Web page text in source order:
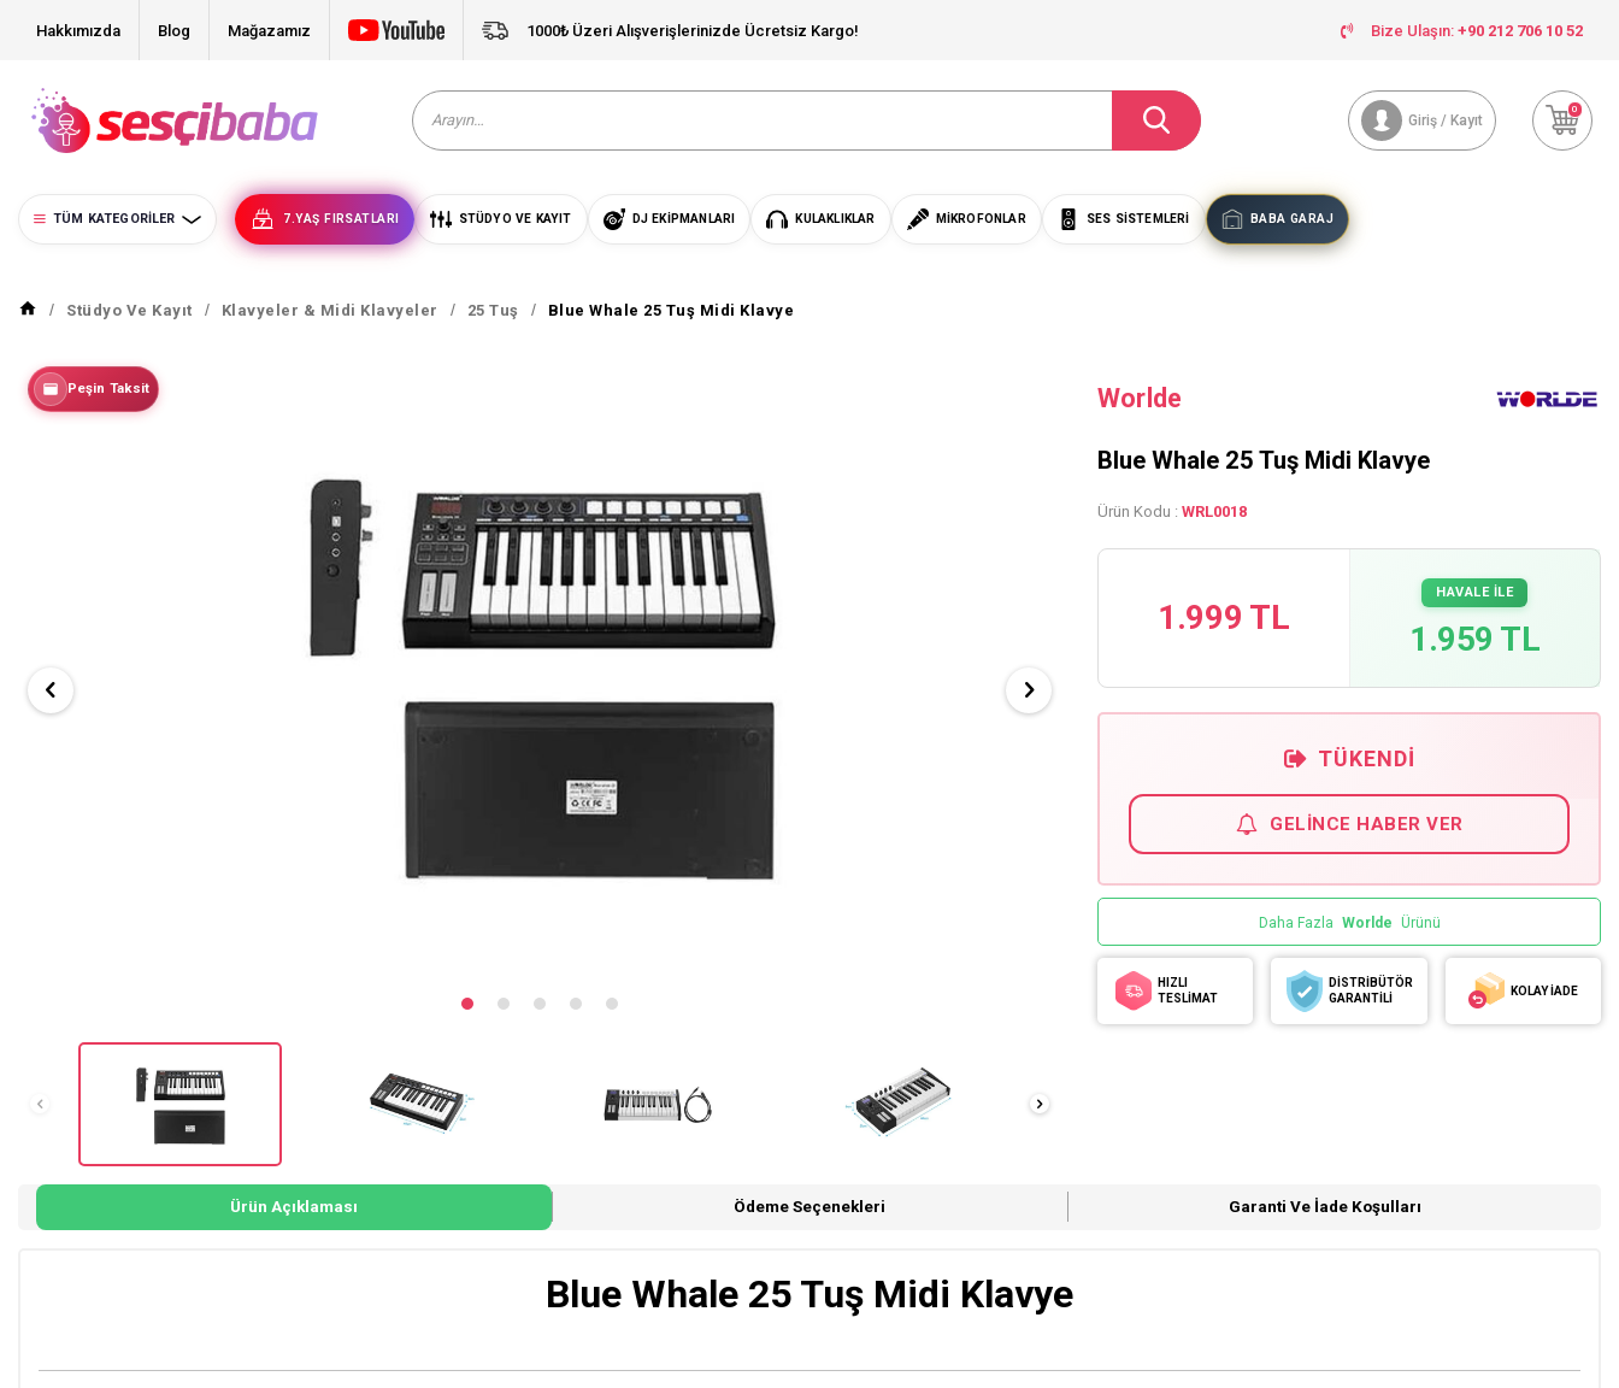
Hakkımızda Blog Mağazamız 1000₺ Üzeri Alışverişlerinizde Ücretsiz Kargo! Bize Ulaşın: +90 212 706 10 52
Giriş / Kayıt
0
TÜM KATEGORILER 7.YAŞ FIRSATLARI STÜDYO VE KAYIT DJ EKIPMANLARI KULAKLIKLAR MIKROFONLAR SES SISTEMLERI BABA GARAJ
Stüdyo Ve Kayıt Klavyeler & Midi Klavyeler 25 Tuş Blue Whale 25 Tuş Midi Klavye
Peşin Taksit Worlde
Blue Whale 25 Tuş Midi Klavye
Ürün Kodu : WRL0018
1.999 TL
HAVALE İLE
1.959 TL
TÜKENDI
GELINCE HABER VER
Daha Fazla Worlde Ürünü
HIZLI
TESLİMAT
DİSTRİBÜTÖR
GARANTİLİ
KOLAY İADE
Ürün Açıklaması Ödeme Seçenekleri Garanti Ve İade Koşulları
Blue Whale 25 Tuş Midi Klavye